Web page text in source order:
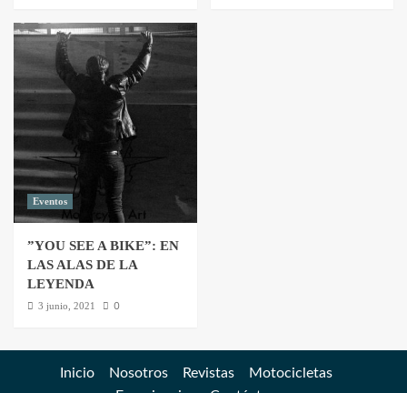
Eventos
”YOU SEE A BIKE”: EN
LAS ALAS DE LA
LEYENDA
3 junio, 2021 0
Inicio Nosotros Revistas
Motocicletas